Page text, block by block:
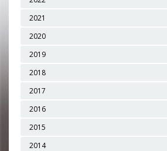
2021
2020
2019
2018
2017
2016
2015
2014